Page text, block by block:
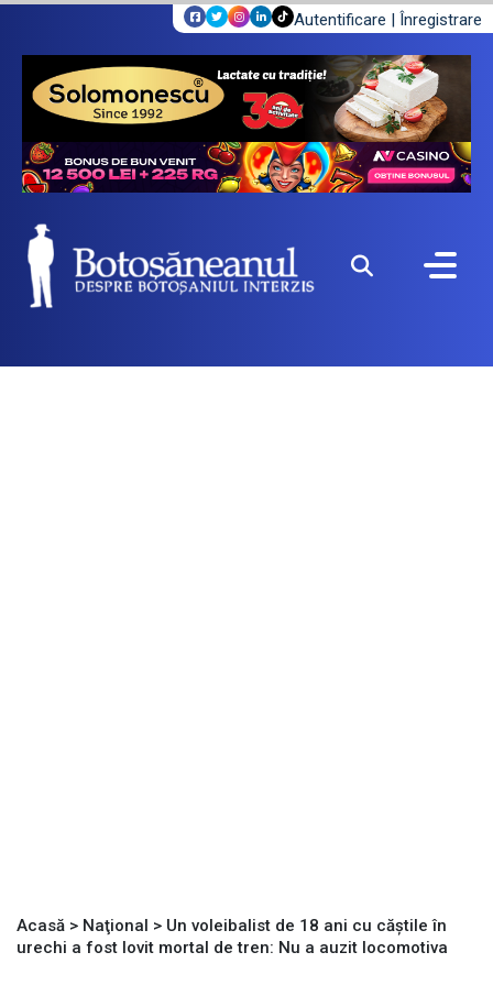
Autentificare | Înregistrare
Acasă > Naţional > Un voleibalist de 18 ani cu căștile în
urechi a fost lovit mortal de tren: Nu a auzit locomotiva